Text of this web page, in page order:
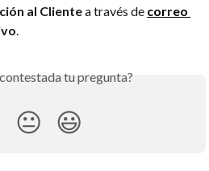
al Cliente a través de correo
tu pregunta?
😐 😃